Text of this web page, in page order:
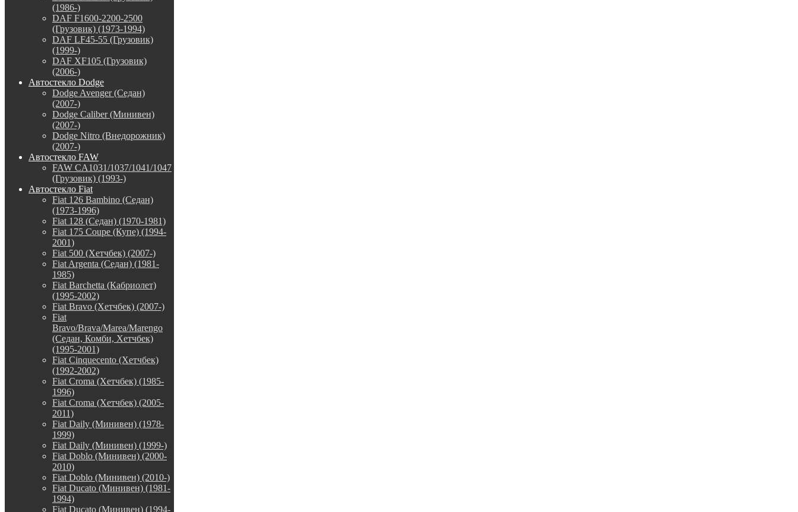
(1986-)
DAF F1600-2200-2500
(Грузовик) (1973-1994)
DAF LF45-55 (Грузовик)
(1999-)
DAF XF105 (Грузовик)
(2006-)
Автостекло Dodge
Dodge Avenger (Седан)
(2007-)
Dodge Caliber (Минивен)
(2007-)
Dodge Nitro (Внедорожник)
(2007-)
Автостекло FAW
FAW CA1031/1037/1041/1047
(Грузовик) (1993-)
Автостекло Fiat
Fiat 126 Bambino (Седан)
(1973-1996)
Fiat 128 (Седан) (1970-1981)
Fiat 175 Coupe (Купе) (1994-
2001)
Fiat 500 (Хетчбек) (2007-)
Fiat Argenta (Седан) (1981-
1985)
Fiat Barchetta (Кабриолет)
(1995-2002)
Fiat Bravo (Хетчбек) (2007-)
Fiat
Bravo/Brava/Marea/Marengo
(Седан, Комби, Хетчбек)
(1995-2001)
Fiat Cinquecento (Хетчбек)
(1992-2002)
Fiat Croma (Хетчбек) (1985-
1996)
Fiat Croma (Хетчбек) (2005-
2011)
Fiat Daily (Минивен) (1978-
1999)
Fiat Daily (Минивен) (1999-)
Fiat Doblo (Минивен) (2000-
2010)
Fiat Doblo (Минивен) (2010-)
Fiat Ducato (Минивен) (1981-
1994)
Fiat Ducato (Минивен) (1994-